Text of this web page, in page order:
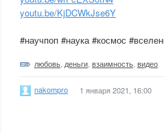
youtu.be/KjDCWkJse6Y
#научпоп #наука #космос
любовь деньги взаимность видео
nakompro 1 января 2021, 16:00